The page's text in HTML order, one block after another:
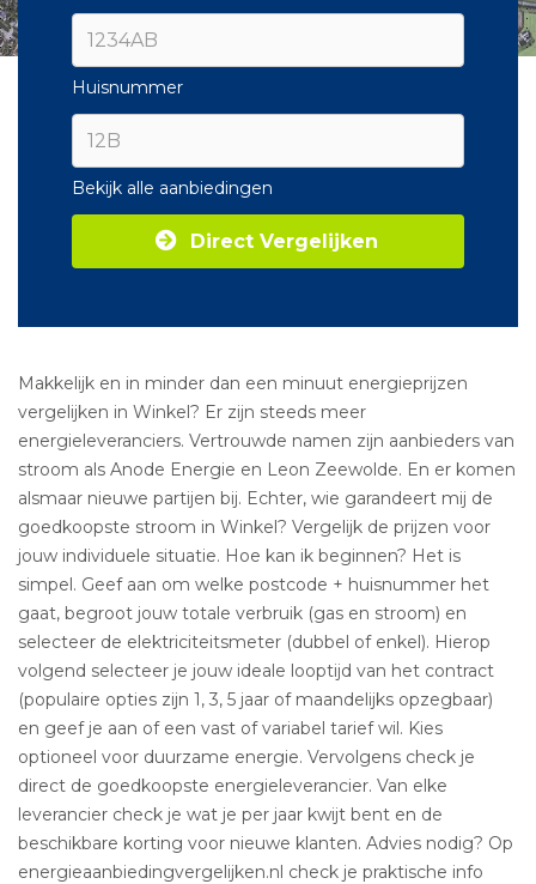
Huisnummer
Bekijk alle aanbiedingen
Direct Vergelijken
Makkelijk en in minder dan een minuut energieprijzen
vergelijken in Winkel? Er zijn steeds meer
energieleveranciers. Vertrouwde namen zijn aanbieders van
stroom als Anode Energie en Leon Zeewolde. En er komen
alsmaar nieuwe partijen bij. Echter, wie garandeert mij de
goedkoopste stroom in Winkel? Vergelijk de prijzen voor
jouw individuele situatie. Hoe kan ik beginnen? Het is
simpel. Geef aan om welke postcode + huisnummer het
gaat, begroot jouw totale verbruik (gas en stroom) en
selecteer de elektriciteitsmeter (dubbel of enkel). Hierop
volgend selecteer je jouw ideale looptijd van het contract
(populaire opties zijn 1, 3, 5 jaar of maandelijks opzegbaar)
en geef je aan of een vast of variabel tarief wil. Kies
optioneel voor duurzame energie. Vervolgens check je
direct de goedkoopste energieleverancier. Van elke
leverancier check je wat je per jaar kwijt bent en de
beschikbare korting voor nieuwe klanten. Advies nodig? Op
energieaanbiedingvergelijken.nl check je praktische info